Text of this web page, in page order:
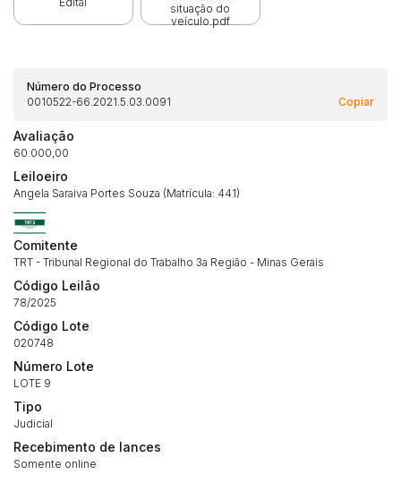
situação do
veículo.pdf
Número do Processo
0010522-66.2021.5.03.0091
Copiar
Avaliação
60.000,00
Leiloeiro
Angela Saraiva Portes Souza (Matrícula: 441)
Comitente
TRT - Tribunal Regional do Trabalho 3a Região - Minas Gerais
Código Leilão
78/2025
Código Lote
020748
Número Lote
LOTE 9
Tipo
Judicial
Recebimento de lances
Somente online
Envie sua Proposta
(Art. 895, CPC)
Histórico de Propostas
Data
Clique aqui para fazer login
Habilite-se para efetuar lances ou
propostas